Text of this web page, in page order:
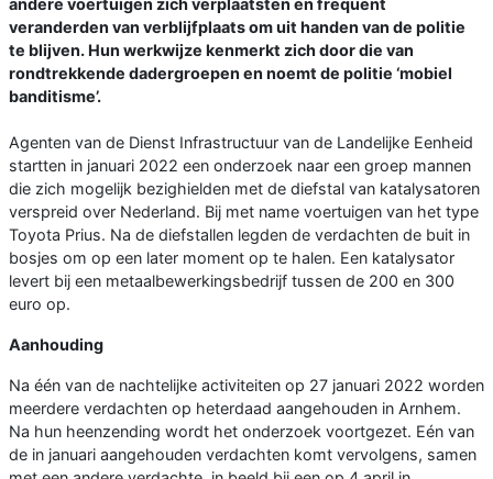
andere voertuigen zich verplaatsten en frequent
veranderden van verblijfplaats om uit handen van de politie
te blijven. Hun werkwijze kenmerkt zich door die van
rondtrekkende dadergroepen en noemt de politie ‘mobiel
banditisme’.
Agenten van de Dienst Infrastructuur van de Landelijke Eenheid
startten in januari 2022 een onderzoek naar een groep mannen
die zich mogelijk bezighielden met de diefstal van katalysatoren
verspreid over Nederland. Bij met name voertuigen van het type
Toyota Prius. Na de diefstallen legden de verdachten de buit in
bosjes om op een later moment op te halen. Een katalysator
levert bij een metaalbewerkingsbedrijf tussen de 200 en 300
euro op.
Aanhouding
Na één van de nachtelijke activiteiten op 27 januari 2022 worden
meerdere verdachten op heterdaad aangehouden in Arnhem.
Na hun heenzending wordt het onderzoek voortgezet. Eén van
de in januari aangehouden verdachten komt vervolgens, samen